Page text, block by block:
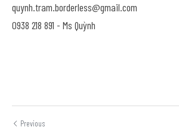
quynh.tram.borderless@gmail.com
0938 218 891 - Ms Quỳnh
Previous